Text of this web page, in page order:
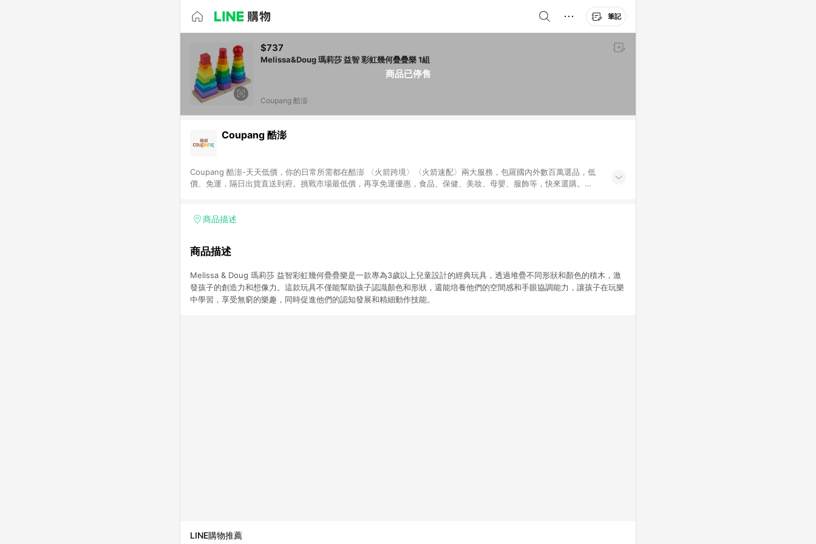
筆記
商品已停售
$737
Melissa&Doug 瑪莉莎 益智 彩虹幾何疊疊樂 1組
Coupang 酷澎
Coupang 酷澎
Coupang 酷澎-天天低價，你的日常所需都在酷澎 〈火箭跨境〉〈火箭速配〉兩大服務，包羅國內外數百萬選品，低
價、免運，隔日出貨直送到府。挑戰市場最低價，再享免運優惠，食品、保健、美妝、母嬰、服飾等，快來選購。
商品描述
商品描述
Melissa & Doug 瑪莉莎 益智彩虹幾何疊疊樂是一款專為3歲以上兒童設計的經典玩具，透過堆疊不同形狀和顏色的積木，激
發孩子的創造力和想像力。這款玩具不僅能幫助孩子認識顏色和形狀，還能培養他們的空間感和手眼協調能力，讓孩子在玩樂
中學習，享受無窮的樂趣，同時促進他們的認知發展和精細動作技能。
LINE購物推薦